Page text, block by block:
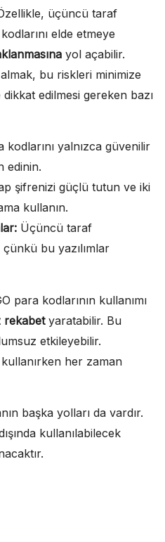
üçüncü taraf
elde etmeye
yol açabilir.
almak, bu riskleri minimize
edilmesi gereken bazı
kodlarını yalnızca güvenilir
edinin.
şifrenizi güçlü tutun ve iki
kullanın.
Üçüncü taraf
çünkü bu yazılımlar
para kodlarının kullanımı
rekabetyaratabilir. Bu
etkileyebilir.
kullanırken her zaman
başka yolları da vardır.
kullanılabilecek